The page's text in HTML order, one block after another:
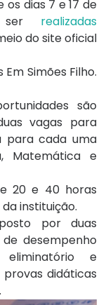
dias 7 e 17 de
ser realizadas
do site oficial
são
vagas para
para cada uma
Matemática e
20 e 40 horas
instituição.
por duas
desempenho
e
didáticas